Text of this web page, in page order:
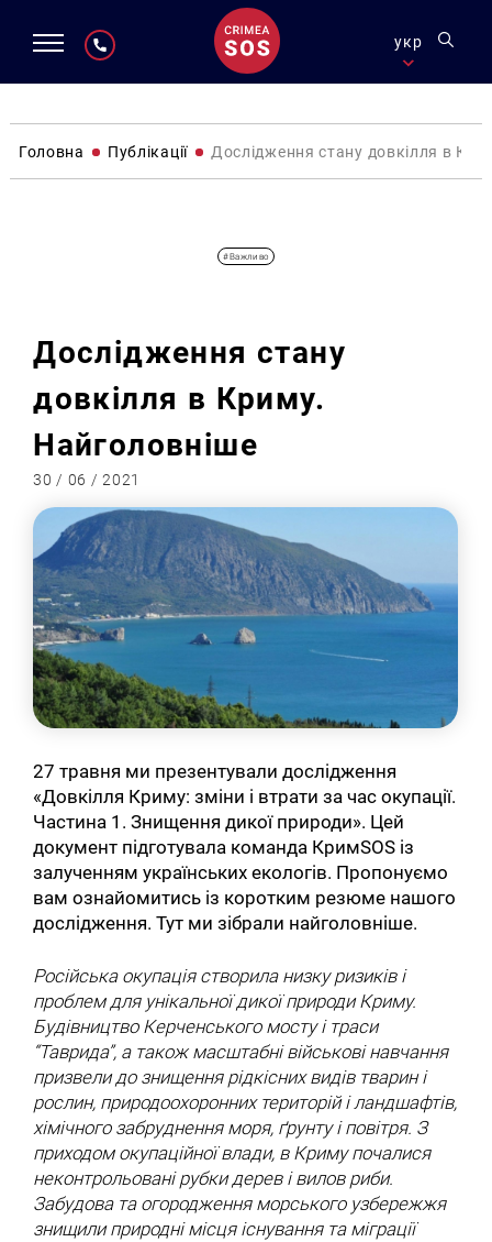
укр
Головна Публікації Дослідження стану довкілля в
#Важливо
Дослідження стану
довкілля в Криму.
Найголовніше
30 / 06 / 2021
27 травня ми презентували дослідження
«Довкілля Криму: зміни і втрати за час окупації.
Частина 1. Знищення дикої природи». Цей
документ підготувала команда КримSOS із
залученням українських екологів. Пропонуємо
вам ознайомитись із коротким резюме нашого
дослідження. Тут ми зібрали найголовніше.
Російська окупація створила низку ризиків і
проблем для унікальної дикої природи Криму.
Будівництво Керченського мосту і траси
“Таврида”, а також масштабні військові навчання
призвели до знищення рідкісних видів тварин і
рослин, природоохоронних територій і ландшафтів,
хімічного забруднення моря, ґрунту і повітря. З
приходом окупаційної влади, в Криму почалися
неконтрольовані рубки дерев і вилов риби.
Забудова та огородження морського узбережжя
знищили природні місця існування та міграції